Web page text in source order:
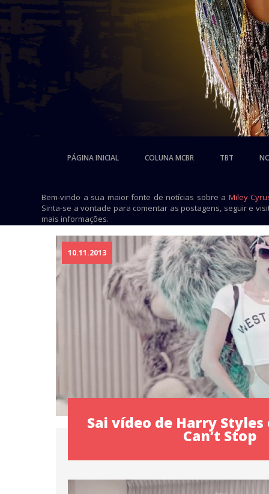
PÁGINA INICIAL COLUNA MCBR TBT
Bem-vindo a sua maior fonte de notícias sobre a Miley
Sinta-se a vontade para comentar as postagens, seguir e
mais informações.
10.11.2013
Sai vídeo de Harry
Can’t Stop